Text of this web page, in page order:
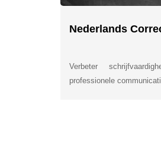
Nederlands
Verbeter
professionele